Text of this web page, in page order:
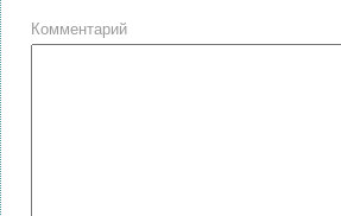
Комментарий